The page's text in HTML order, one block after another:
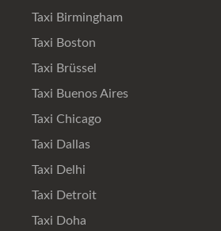
Taxi Birmingham
Taxi Boston
Taxi Brüssel
Taxi Buenos Aires
Taxi Chicago
Taxi Dallas
Taxi Delhi
Taxi Detroit
Taxi Doha